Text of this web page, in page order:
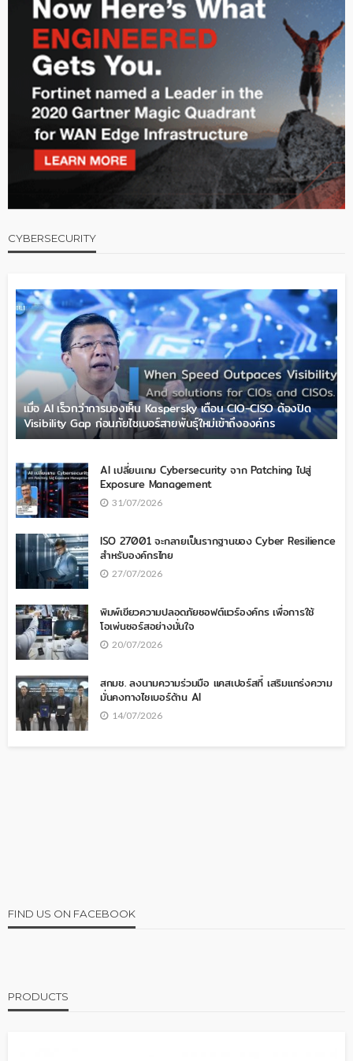
CYBERSECURITY
เมื่อ AI เร็วกว่าการมองเห็น Kaspersky เตือน CIO-CISO ต้องปิด
Visibility Gap ก่อนภัยไซเบอร์สายพันธุ์ใหม่เข้าถึงองค์กร
AI เปลี่ยนเกม Cybersecurity จาก Patching ไปสู่
Exposure Management
31/07/2026
ISO 27001 จะกลายเป็นรากฐานของ Cyber Resilience
สำหรับองค์กรไทย
27/07/2026
พิมพ์เขียวความปลอดภัยซอฟต์แวร์องค์กร เพื่อการใช้
โอเพ่นซอร์สอย่างมั่นใจ
20/07/2026
สกมช. ลงนามความร่วมมือ แคสเปอร์สกี้ เสริมแกร่งความ
มั่นคงทางไซเบอร์ด้าน AI
14/07/2026
FIND US ON FACEBOOK
PRODUCTS